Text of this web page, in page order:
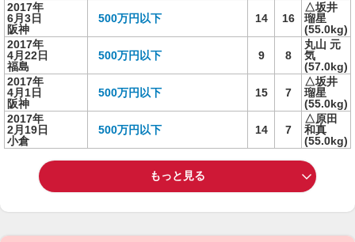
2017年
6月3日
阪神
500万円以下 14 16
△坂井
瑠星
(55.0kg)
2017年
4月22日
福島
500万円以下 9 8
丸山 元
気
(57.0kg)
2017年
4月1日
阪神
500万円以下 15 7
△坂井
瑠星
(55.0kg)
2017年
2月19日
小倉
500万円以下 14 7
△原田
和真
(55.0kg)
もっと見る